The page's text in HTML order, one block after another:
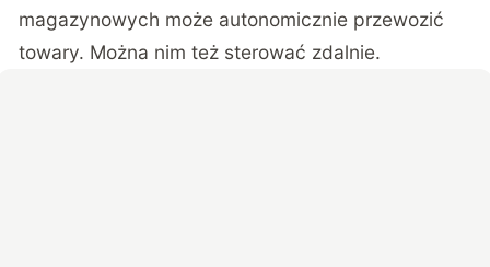
magazynowych może autonomicznie przewozić
towary. Można nim też sterować zdalnie.